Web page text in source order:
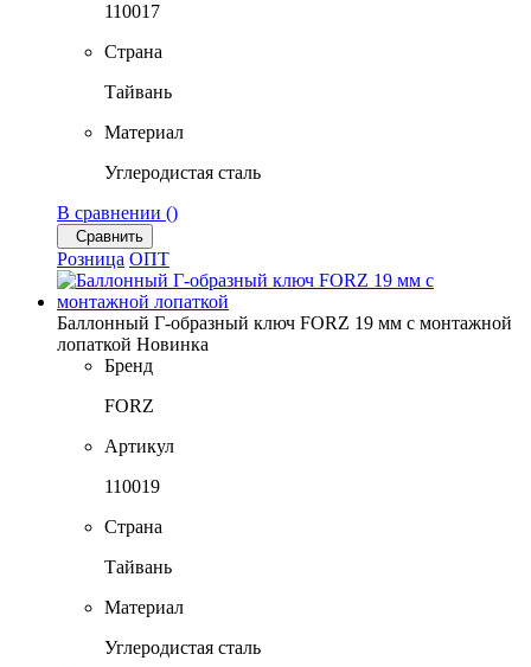
110017
Страна
Тайвань
Материал
Углеродистая сталь
В сравнении ()
Сравнить
Розница ОПТ
Баллонный Г-образный ключ FORZ 19 мм с монтажной
лопаткой Новинка
Бренд
FORZ
Артикул
110019
Страна
Тайвань
Материал
Углеродистая сталь